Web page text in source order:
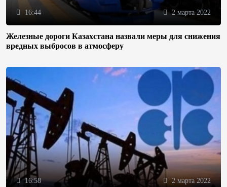
16:44 2 марта 2022
Железные дороги Казахстана назвали меры для снижения
вредных выбросов в атмосферу
16:58 2 марта 2022